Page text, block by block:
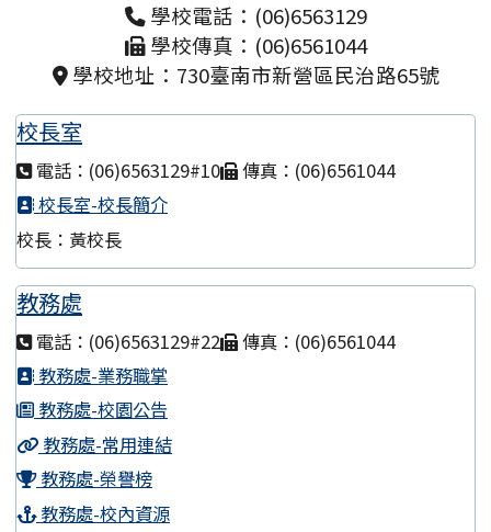
學校電話：(06)6563129
學校傳真：(06)6561044
學校地址：730臺南市新營區民治路65號
校長室
電話：(06)6563129#10
傳真：(06)6561044
校長室-校長簡介
校長：黃校長
教務處
電話：(06)6563129#22
傳真：(06)6561044
教務處-業務職掌
教務處-校園公告
教務處-常用連結
教務處-榮譽榜
教務處-校內資源